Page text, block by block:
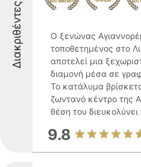
Διακριθέντες
Ο ξενώνας
τοποθετημένος στο
αποτελεί μια
διαμονή μέσα σε
Το κατάλυμα
ζωντανό κέντρο της
θέση του
9.8